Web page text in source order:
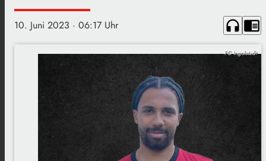
10. Juni 2023 · 06:17 Uhr headphones chrome_reader_mode
FC Ingolstadt